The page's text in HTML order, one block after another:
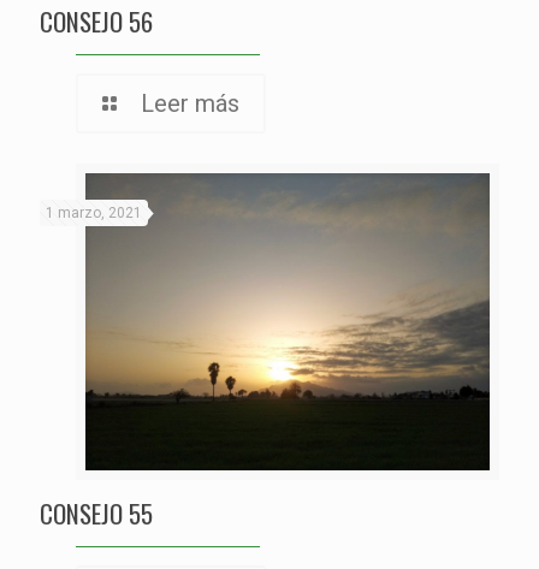
CONSEJO 56
Leer más
1 marzo, 2021
CONSEJO 55